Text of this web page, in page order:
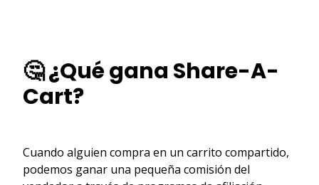
🤔 ¿Qué gana Share-A-
Cart?
Cuando alguien compra en un carrito compartido,
podemos ganar una pequeña comisión del